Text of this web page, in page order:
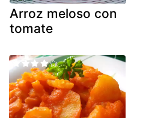
Arroz meloso con
tomate